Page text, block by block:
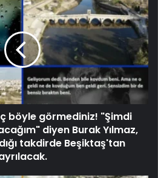
böyle görmediniz! "Şimdi
diyen Burak Yılmaz,
takdirde Beşiktaş'tan